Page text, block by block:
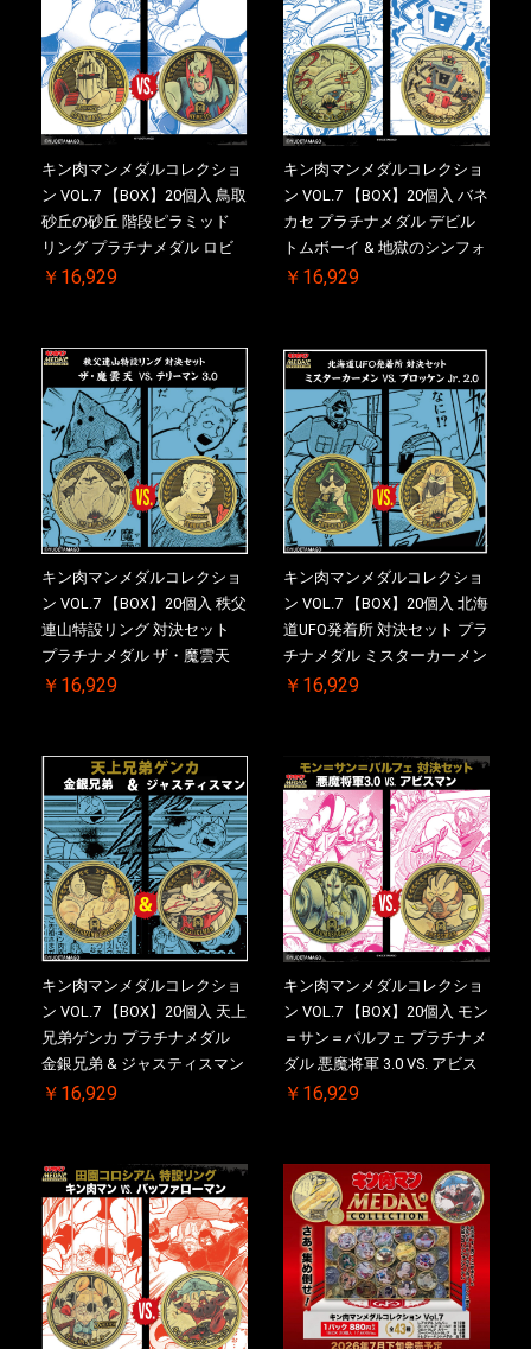
キン肉マンメダルコレクショ
ン VOL.7 【BOX】20個入 鳥取
砂丘の砂丘 階段ピラミッド
リング プラチナメダル ロビ
ンマスク VS.ネメシス 【初回
2026/10/30 一斉出荷予定
￥16,929
キン肉マンメダルコレクショ
ン VOL.7 【BOX】20個入 バネ
カセ プラチナメダル デビル
トムボーイ & 地獄のシンフォ
ニー ケース付き【初回購入特
一斉出荷予定
￥16,929
キン肉マンメダルコレクショ
ン VOL.7 【BOX】20個入 秩父
連山特設リング 対決セット
プラチナメダル ザ・魔雲天
VS. テリーマン 3.0 ケース付
注分】2026/10/30 一斉出荷予
￥16,929
キン肉マンメダルコレクショ
ン VOL.7 【BOX】20個入 北海
道UFO発着所 対決セット プラ
チナメダル ミスターカーメン
VS. ブロッケン Jr. 2.0 ケース
【二次受注分】2026/10/30 一
斉出荷予定
￥16,929
キン肉マンメダルコレクショ
ン VOL.7 【BOX】20個入 天上
兄弟ゲンカ プラチナメダル
金銀兄弟 & ジャスティスマン
2.0 ケース付き【初回購入特
一斉出荷予定
￥16,929
キン肉マンメダルコレクショ
ン VOL.7 【BOX】20個入 モン
＝サン＝パルフェ プラチナメ
ダル 悪魔将軍 3.0 VS. アビス
マン【初回購入特典 】
斉出荷予定
￥16,929